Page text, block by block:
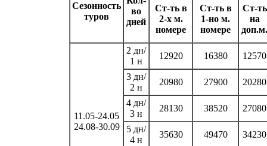
Сезонность
туров
во
дней
Ст-ть в
2-х м.
номере
Ст-ть в
1-но м.
номере
Ст-ть
на
доп.м.
11.05-24.05
24.08-30.09
2 дн/
1 н
12920 16380 12570
3 дн/
2 н
20980 27900 20280
4 дн/
3 н
28130 38520 27080
5 дн/
4 н
35630 49470 34230